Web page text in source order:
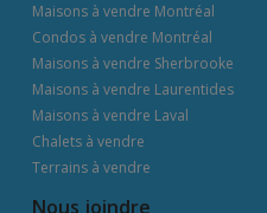
Maisons à vendre Montréal
Condos à vendre Montréal
Maisons à vendre Sherbrooke
Maisons à vendre Laurentides
Maisons à vendre Laval
Chalets à vendre
Terrains à vendre
Nous joindre